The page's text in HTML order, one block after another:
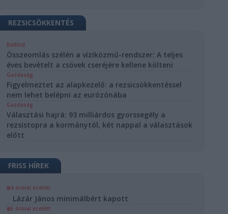
REZSICSÖKKENTÉS
Belföld
Összeomlás szélén a víziközmű-rendszer: A teljes
éves bevételt a csövek cseréjére kellene költeni
Gazdaság
Figyelmeztet az alapkezelő: a rezsicsökkentéssel
nem lehet belépni az eurózónába
Gazdaság
Választási hajrá: 93 milliárdos gyorssegély a
rezsistopra a kormánytól, két nappal a választások
előtt
FRISS HÍREK
4 órával ezelőtt
Lázár János minimálbért kapott
5 órával ezelőtt